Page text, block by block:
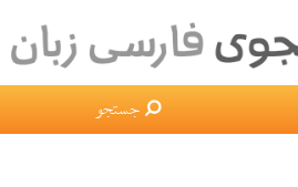
جستجو